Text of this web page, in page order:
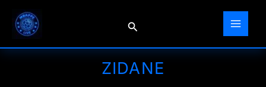
contenido
Buscar
ZIDANE